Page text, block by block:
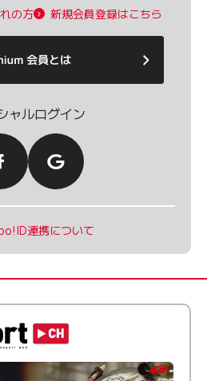
の方 新規会員登録はこちら
ャルログイン
連携について